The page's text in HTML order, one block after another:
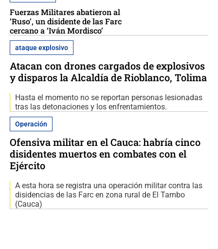
Fuerzas Militares abatieron al
‘Ruso’, un disidente de las Farc
cercano a ‘Iván Mordisco’
ataque explosivo
Atacan con drones cargados de explosivos
y disparos la Alcaldía de Rioblanco, Tolima
Hasta el momento no se reportan personas lesionadas
tras las detonaciones y los enfrentamientos.
Operación
Ofensiva militar en el Cauca: habría cinco
disidentes muertos en combates con el
Ejército
A esta hora se registra una operación militar contra las
disidencias de las Farc en zona rural de El Tambo
(Cauca)